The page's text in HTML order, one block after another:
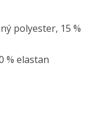
polyester, 15 %
% elastan